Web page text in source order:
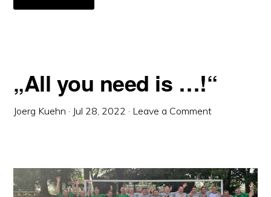
CHRISTMAS
„All you need is …!“
Joerg Kuehn · Jul 28, 2022 · Leave a Comment